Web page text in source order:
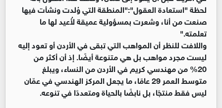
لحظة "استعادة العقول":"المنطقة التي وُلدت ونشأت فيها
صنعت من أنا، وشعرت بمسؤولية عميقة لأُعيد لها ما
تعلمته."
واللافت للنظر أن المواهب التي تبقى في الأردن أو تعود إليه
ليست مجرد مواهب بل هي متنوعة أيضًا. إذ أن أكثر من
20% من مهندسي كريم في الأردن من النساء، ويبلغ
متوسط العمر 29 عامًا، ما يجعل المركز الهندسي في عمّان
ليس فقط منتجًا، بل نابضًا بالحياة ومتعددًا في تنوعه.